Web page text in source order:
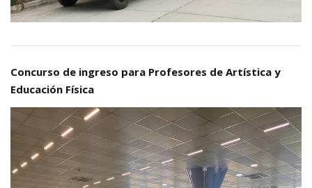
Concurso de ingreso para Profesores de Artística y
Educación Física